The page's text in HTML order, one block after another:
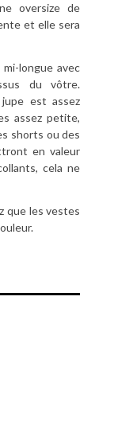
oversize de
et elle sera
longue avec
du vôtre.
est assez
assez petite,
shorts ou des
en valeur
cela ne
que les vestes